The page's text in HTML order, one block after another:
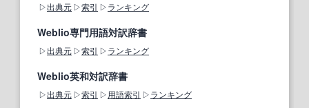
出典元 索引 ランキング
Weblio専門用語対訳辞書
出典元 索引 ランキング
Weblio英和対訳辞書
出典元 索引 用語索引 ランキング